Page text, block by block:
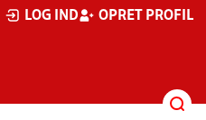
LOG IND OPRET PROFIL